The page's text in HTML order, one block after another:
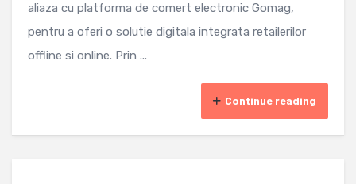
aliaza cu platforma de comert electronic Gomag,
pentru a oferi o solutie digitala integrata retailerilor
offline si online. Prin ...
Continue reading